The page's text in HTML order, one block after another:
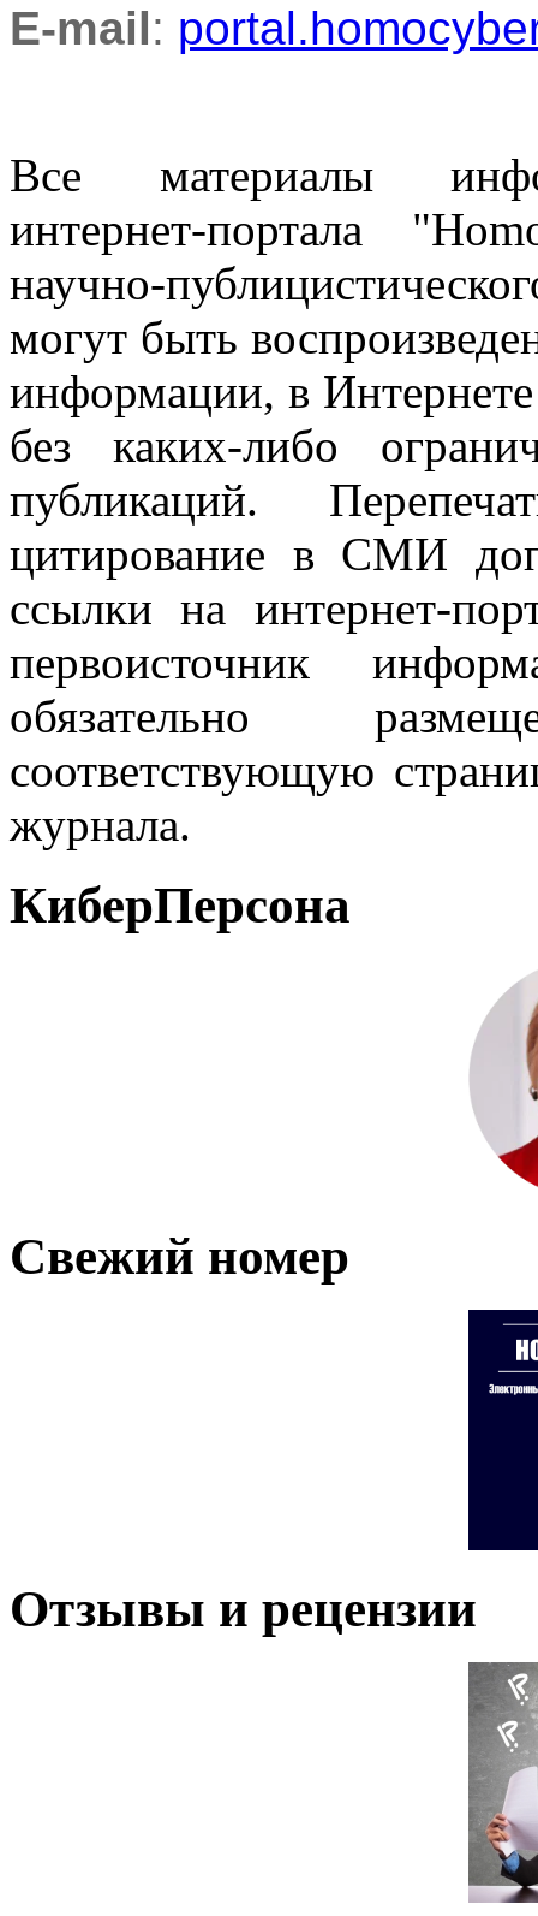
E-mail:
Все материалы
интернет-портала
научно-
могут быть
информации, в
без каких-либо
публикаций.
цитирование в СМИ
ссылки на интернет-
первоисточник
обязательно
соответствующую
журнала.
КиберПерсона
Свежий номер
Отзывы и рецензии